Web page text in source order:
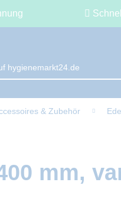
& Zubehör
mm,